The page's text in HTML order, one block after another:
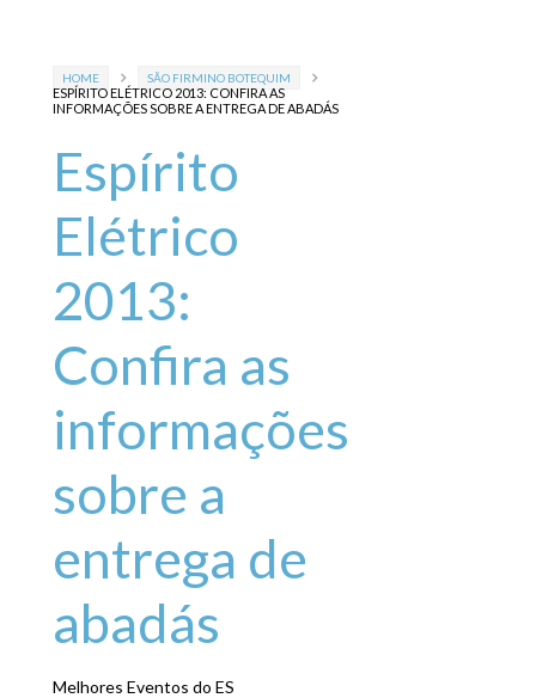
HOME SÃO FIRMINO BOTEQUIM
ESPÍRITO ELÉTRICO 2013: CONFIRA AS
INFORMAÇÕES SOBRE A ENTREGA DE ABADÁS
Espírito
Elétrico
2013:
Confira as
informações
sobre a
entrega de
abadás
Melhores Eventos do ES